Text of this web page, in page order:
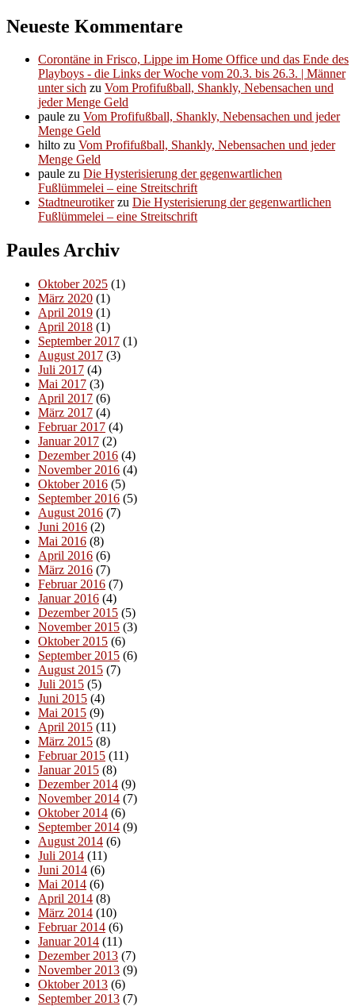
Neueste Kommentare
Corontäne in Frisco, Lippe im Home Office und das Ende des
Playboys - die Links der Woche vom 20.3. bis 26.3. | Männer
unter sich zu Vom Profifußball, Shankly, Nebensachen und
jeder Menge Geld
paule zu Vom Profifußball, Shankly, Nebensachen und jeder
Menge Geld
hilto zu Vom Profifußball, Shankly, Nebensachen und jeder
Menge Geld
paule zu Die Hysterisierung der gegenwartlichen
Fußlümmelei – eine Streitschrift
Stadtneurotikerzu Die Hysterisierung der gegenwartlichen
Fußlümmelei – eine Streitschrift
Paules Archiv
Oktober 2025 (1)
März 2020 (1)
April 2019 (1)
April 2018 (1)
September 2017 (1)
August 2017 (3)
Juli 2017 (4)
Mai 2017 (3)
April 2017 (6)
März 2017 (4)
Februar 2017 (4)
Januar 2017 (2)
Dezember 2016 (4)
November 2016 (4)
Oktober 2016 (5)
September 2016 (5)
August 2016 (7)
Juni 2016 (2)
Mai 2016 (8)
April 2016 (6)
März 2016 (7)
Februar 2016 (7)
Januar 2016 (4)
Dezember 2015 (5)
November 2015 (3)
Oktober 2015 (6)
September 2015 (6)
August 2015 (7)
Juli 2015 (5)
Juni 2015 (4)
Mai 2015 (9)
April 2015 (11)
März 2015 (8)
Februar 2015 (11)
Januar 2015 (8)
Dezember 2014 (9)
November 2014 (7)
Oktober 2014 (6)
September 2014 (9)
August 2014 (6)
Juli 2014 (11)
Juni 2014 (6)
Mai 2014 (6)
April 2014 (8)
März 2014 (10)
Februar 2014 (6)
Januar 2014 (11)
Dezember 2013 (7)
November 2013 (9)
Oktober 2013 (6)
September 2013 (7)